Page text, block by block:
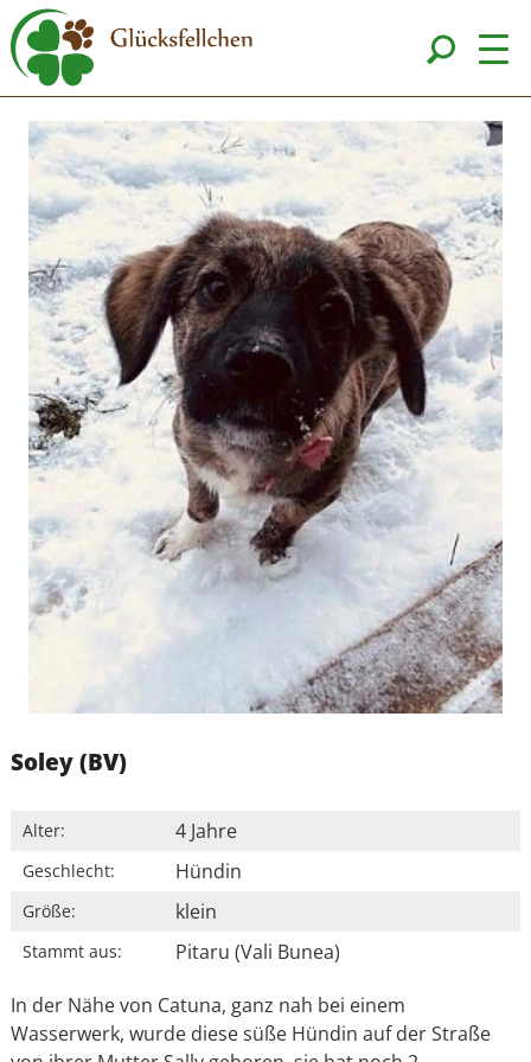
Soley (BV)
Alter: 4 Jahre
Geschlecht: Hündin
Größe: klein
Stammt aus: Pitaru (Vali Bunea)
In der Nähe von Catuna, ganz nah bei einem
Wasserwerk, wurde diese süße Hündin auf der Straße